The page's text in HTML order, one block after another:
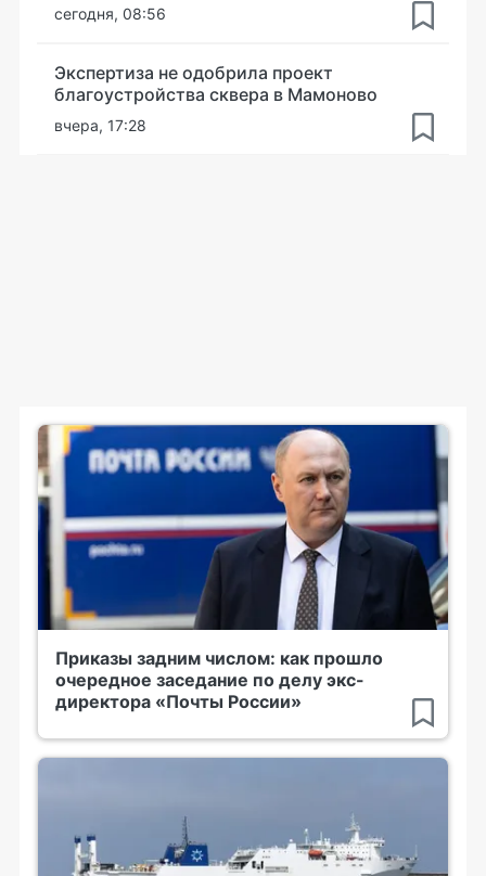
сегодня, 08:56
Экспертиза не одобрила проект
благоустройства сквера в Мамоново
вчера, 17:28
Приказы задним числом: как прошло
очередное заседание по делу экс-
директора «Почты России»